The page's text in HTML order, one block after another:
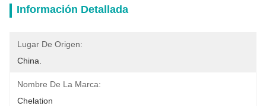
Información Detallada
Lugar De Origen:
China.
Nombre De La Marca:
Chelation